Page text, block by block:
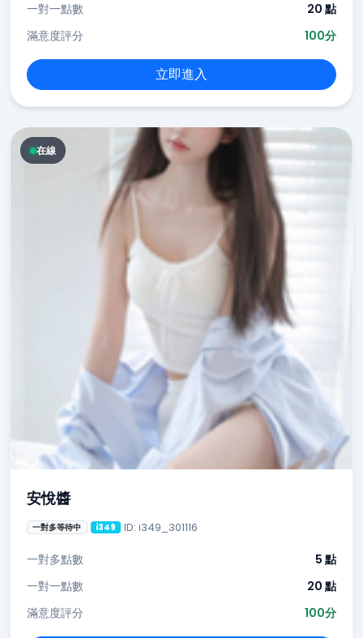
一對一點數
20 點
滿意度評分
100分
立即進入
在線
安悅醬
一對多等待中 i349 ID: i349_301116
一對多點數
5 點
一對一點數
20 點
滿意度評分
100分